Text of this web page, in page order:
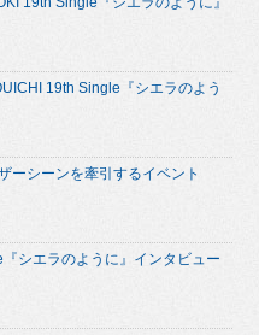
19th Single『シエラのよう
ーシーンを牽引するイベント
シエラのように』インタビュー